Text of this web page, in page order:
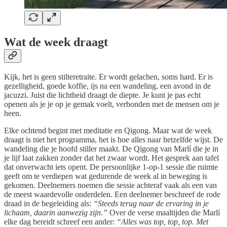
Wat de week draagt
Kijk, het is geen stilteretraite. Er wordt gelachen, soms hard. Er is
gezelligheid, goede koffie, ijs na een wandeling, een avond in de
jacuzzi. Juist die lichtheid draagt de diepte. Je kunt je pas echt
openen als je je op je gemak voelt, verbonden met de mensen om je
heen.
Elke ochtend begint met meditatie en Qigong. Maar wat de week
draagt is niet het programma, het is hoe alles naar hetzelfde wijst. De
wandeling die je hoofd stiller maakt. De Qigong van Marlí die je in
je lijf laat zakken zonder dat het zwaar wordt. Het gesprek aan tafel
dat onverwacht iets opent. De persoonlijke 1-op-1 sessie die ruimte
geeft om te verdiepen wat gedurende de week al in beweging is
gekomen. Deelnemers noemen die sessie achteraf vaak als een van
de meest waardevolle onderdelen. Een deelnemer beschreef de rode
draad in de begeleiding als: “Steeds terug naar de ervaring in je
lichaam, daarin aanwezig zijn.” Over de verse maaltijden die Marlí
elke dag bereidt schreef een ander: “Alles was top, top, top. Met